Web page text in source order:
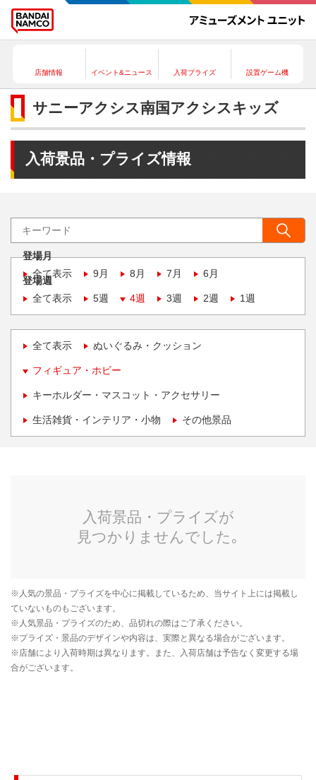
店舗情報 イベント&ニュース 入荷プライズ 設置ゲーム機
サニーアクシス南国アクシスキッズ
入荷景品・プライズ情報
登場月
全て表示
9月 8月 7月 6月
登場週
全て表示
5週 4週 3週 2週 1週
全て表示 ぬいぐるみ・クッション
フィギュア・ホビー
キーホルダー・マスコット・アクセサリー
生活雑貨・インテリア・小物 その他景品